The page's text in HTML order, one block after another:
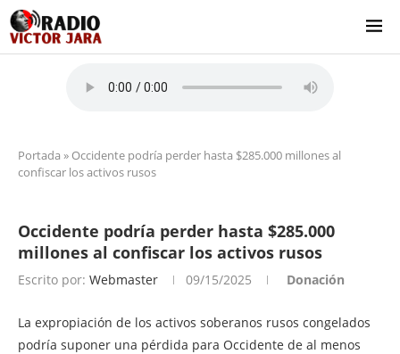
Portada » Occidente podría perder hasta $285.000 millones al
confiscar los activos rusos
Occidente podría perder hasta $285.000
millones al confiscar los activos rusos
Escrito por: Webmaster 09/15/2025 Donación
La expropiación de los activos soberanos rusos congelados
podría suponer una pérdida para Occidente de al menos